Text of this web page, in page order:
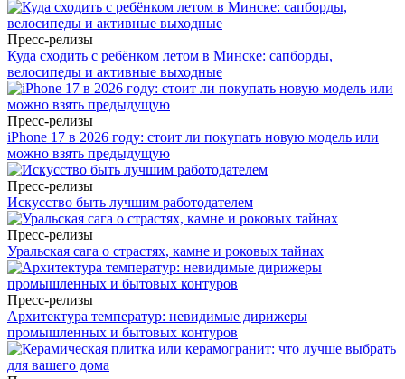
Пресс-релизы
Куда сходить с ребёнком летом в Минске: сапборды,
велосипеды и активные выходные
Пресс-релизы
iPhone 17 в 2026 году: стоит ли покупать новую модель или
можно взять предыдущую
Пресс-релизы
Искусство быть лучшим работодателем
Пресс-релизы
Уральская сага о страстях, камне и роковых тайнах
Пресс-релизы
Архитектура температур: невидимые дирижеры
промышленных и бытовых контуров